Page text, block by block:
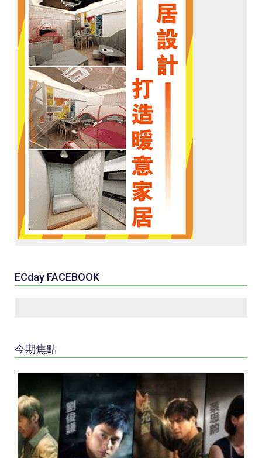
ECday FACEBOOK
今期焦點